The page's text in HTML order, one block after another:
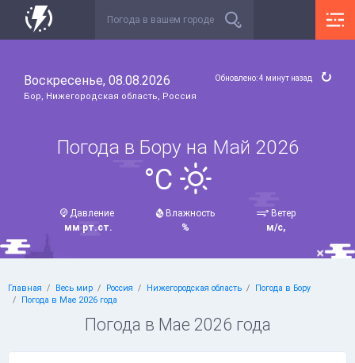
Воскресенье, 08.08.2026
Бор, Нижегородская область, Россия
Обновлено: 4 минут назад
Погода в Бору на Май 2026
°C
Давление
мм рт.ст.
Влажность
%
Ветер
м/с,
Главная Весь мир Россия Нижегородская область
Погода в Бору
Погода в Мае 2026 года
Погода в Мае 2026 года